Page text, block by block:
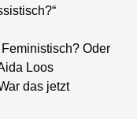
Oder
Loos
das jetzt